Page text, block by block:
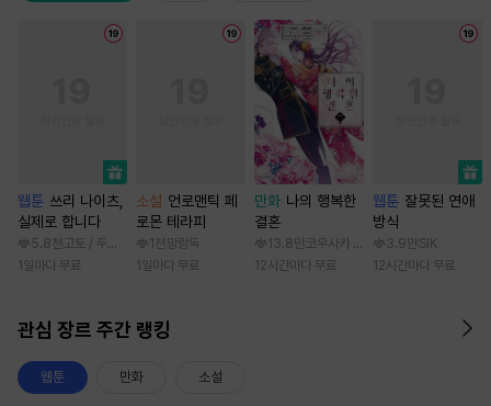
웹툰 쓰리 나이츠,
실제로 합니다
5.8천 고토 / 두나래
1일마다 무료
소설 언로맨틱 페
로몬 테라피
1천 망랑독
1일마다 무료
만화 나의 행복한
결혼
13.8만 코우사카 리토 / 아기토기 아쿠미
12시간마다 무료
웹툰 잘못된 연애
방식
3.9만 SIK
12시간마다 무료
관심 장르 주간 랭킹
웹툰 만화 소설